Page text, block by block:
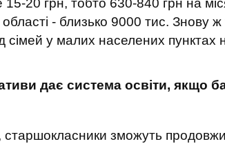
15-20 грн, тобто 630-840 грн на
області - близько 9000 тис. Знову
сімей у малих населених пунктах
дає система освіти, якщо
зможуть